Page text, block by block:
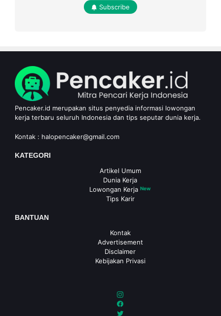
Subscribe
Pencaker.id merupakan situs penyedia informasi lowongan
kerja terbaru seluruh Indonesia dan tips seputar dunia kerja.
Kontak : halopencaker@gmail.com
KATEGORI
Artikel Umum
Dunia Kerja
Lowongan Kerja New
Tips Karir
BANTUAN
Kontak
Advertisement
Disclaimer
Kebijakan Privasi